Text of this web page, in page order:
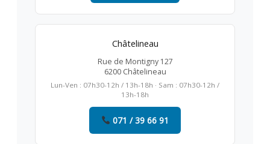
Châtelineau
Rue de Montigny 127
6200 Châtelineau
Lun-Ven : 07h30-12h / 13h-18h · Sam : 07h30-12h /
13h-18h
071 / 39 66 91